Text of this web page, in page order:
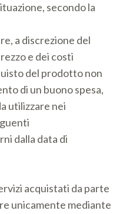
secondo la
a discrezione del
e dei costi
del prodotto non
di un buono spesa,
utilizzare nei
dalla data di
acquistati da parte
unicamente mediante